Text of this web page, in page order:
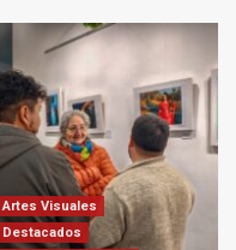
Artes Visuales
Destacados